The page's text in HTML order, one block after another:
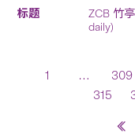
ZCB 竹
daily)
1 … 309
315